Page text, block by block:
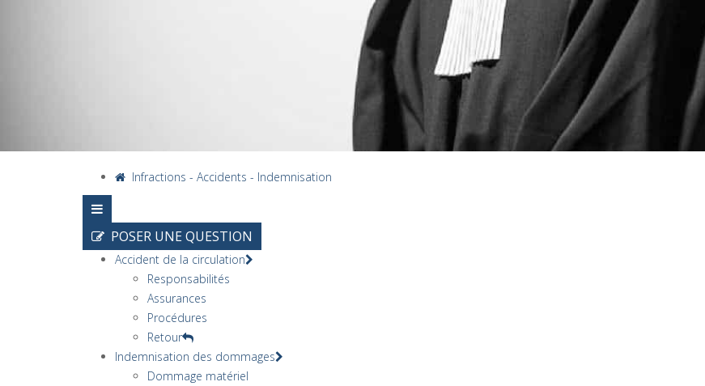
Infractions - Accidents - Indemnisation
POSER UNE QUESTION
Accident de la circulation
Responsabilités
Assurances
Procédures
Retour
Indemnisation des dommages
Dommage matériel